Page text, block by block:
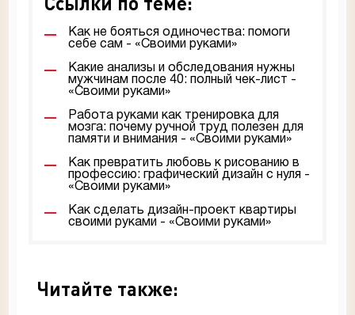
Как не бояться одиночества: помоги
себе сам - «Своими руками»
Какие анализы и обследования нужны
мужчинам после 40: полный чек-лист -
«Своими руками»
Работа руками как тренировка для
мозга: почему ручной труд полезен для
памяти и внимания - «Своими руками»
Как превратить любовь к рисованию в
профессию: графический дизайн с нуля -
«Своими руками»
Как сделать дизайн-проект квартиры
своими руками - «Своими руками»
Читайте также: